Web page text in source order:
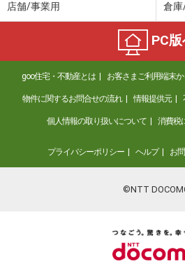
店舗/事業用 倉庫
PC
goo住宅・不動産とは お客さまご利用端末
物件に関するお問合せの流れ 情報提供元
個人情報の取り扱いについて 消費税
プライバシーポリシー ヘルプ お
©NTT